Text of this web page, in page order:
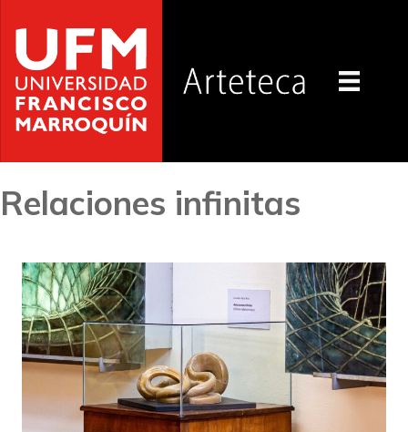
Relaciones infinitas